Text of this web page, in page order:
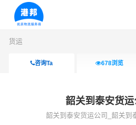
货运
咨询Ta 678浏览
韶关到泰安货运
韶关到泰安货运公司_韶关到